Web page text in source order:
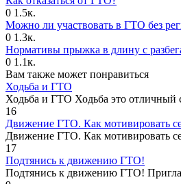
0 1.5к.
Можно ли участвовать в ГТО без
0 1.3к.
Нормативы прыжка в длину с
0 1.1к.
Вам также может понравиться
Ходьба и ГТО
Ходьба и ГТО Ходьба это отличный
16
Движение ГТО. Как мотивировать
Движение ГТО. Как мотивировать
17
Подтянись к движению ГТО!
Подтянись к движению ГТО!